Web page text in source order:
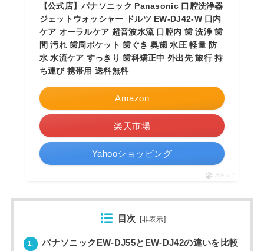
【公式店】パナソニック Panasonic 口腔洗浄器
ジェットウォッシャー ドルツ EW-DJ42-W 口内
ケア オーラルケア 超音波水流 口腔内 歯 洗浄 歯
間 汚れ 歯周ポケット 歯ぐき 奥歯 水圧 軽量 防
水 水流ケア すっきり 歯科矯正中 外出先 旅行 持
ち運び 携帯用 送料無料
Amazon
楽天市場
Yahooショッピング
ポチップ
目次 [非表示]
1. パナソニックEW-DJ55とEW-DJ42の違いを比較